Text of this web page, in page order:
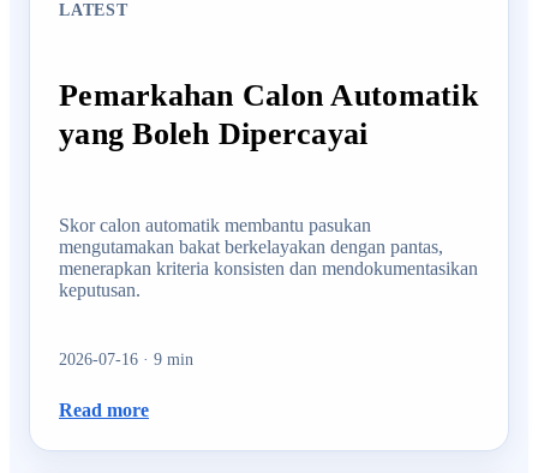
LATEST
Pemarkahan Calon Automatik
yang Boleh Dipercayai
Skor calon automatik membantu pasukan
mengutamakan bakat berkelayakan dengan pantas,
menerapkan kriteria konsisten dan mendokumentasikan
keputusan.
2026-07-16 · 9 min
Read more